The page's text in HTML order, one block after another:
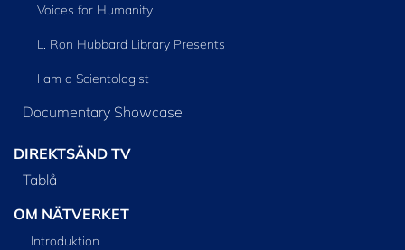
Voices for Humanity
L. Ron Hubbard Library Presents
I am a Scientologist
Documentary Showcase
DIREKTSÄND TV
Tablå
OM NÄTVERKET
Introduktion